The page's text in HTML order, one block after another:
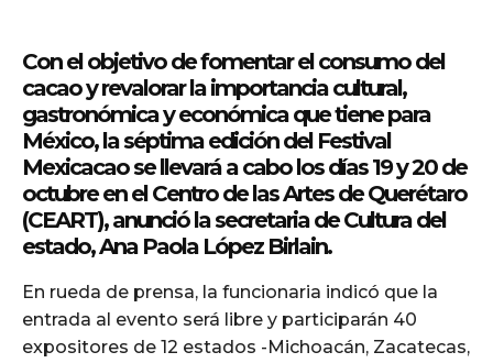
Con el objetivo de fomentar el consumo del
cacao y revalorar la importancia cultural,
gastronómica y económica que tiene para
México, la séptima edición del Festival
Mexicacao se llevará a cabo los días 19 y 20 de
octubre en el Centro de las Artes de Querétaro
(CEART), anunció la secretaria de Cultura del
estado, Ana Paola López Birlain.
En rueda de prensa, la funcionaria indicó que la
entrada al evento será libre y participarán 40
expositores de 12 estados -Michoacán, Zacatecas,